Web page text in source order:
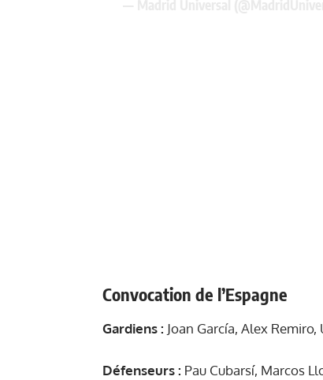
Convocation de l’Espagne
Gardiens : Joan García, Alex
Défenseurs : Pau Cubarsí, Marcos